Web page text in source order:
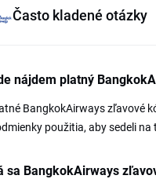
Často kladené otázky
nájdem platný
BangkokAirways zľavové
použitia, aby sedeli na
sa BangkokAirways